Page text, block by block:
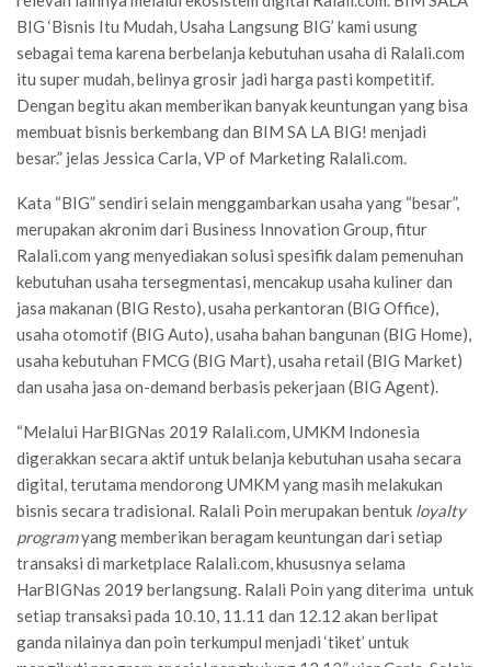
BIG ‘Bisnis Itu Mudah, Usaha Langsung BIG’ kami usung
sebagai tema karena berbelanja kebutuhan usaha di Ralali.com
itu super mudah, belinya grosir jadi harga pasti kompetitif.
Dengan begitu akan memberikan banyak keuntungan yang bisa
membuat bisnis berkembang dan BIM SA LA BIG! menjadi
besar.” jelas Jessica Carla, VP of Marketing Ralali.com.
Kata “BIG” sendiri selain menggambarkan usaha yang “besar”,
merupakan akronim dari Business Innovation Group, fitur
Ralali.com yang menyediakan solusi spesifik dalam pemenuhan
kebutuhan usaha tersegmentasi, mencakup usaha kuliner dan
jasa makanan (BIG Resto), usaha perkantoran (BIG Office),
usaha otomotif (BIG Auto), usaha bahan bangunan (BIG Home),
usaha kebutuhan FMCG (BIG Mart), usaha retail (BIG Market)
dan usaha jasa on-demand berbasis pekerjaan (BIG Agent).
“Melalui HarBIGNas 2019 Ralali.com, UMKM Indonesia
digerakkan secara aktif untuk belanja kebutuhan usaha secara
digital, terutama mendorong UMKM yang masih melakukan
bisnis secara tradisional. Ralali Poin merupakan bentuk loyalty
programyang memberikan beragam keuntungan dari setiap
transaksi di marketplace Ralali.com, khususnya selama
HarBIGNas 2019 berlangsung. Ralali Poin yang diterima untuk
setiap transaksi pada 10.10, 11.11 dan 12.12 akan berlipat
ganda nilainya dan poin terkumpul menjadi ‘tiket’ untuk